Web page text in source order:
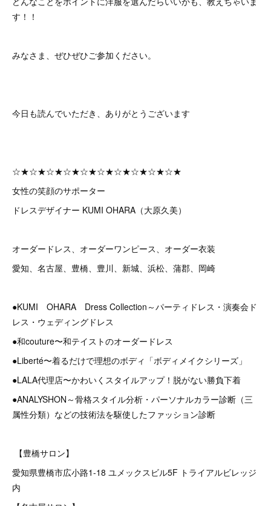
す！！
みなさま、ぜひぜひご参加ください。
今日も読んでいただき、ありがとうございます
☆★☆★☆★☆★☆★☆★☆★☆★☆★☆★
女性の笑顔のサポーター
ドレスデザイナー KUMI OHARA（大原久美）
オーダードレス、オーダーワンピース、オーダー衣装
愛知、名古屋、豊橋、豊川、新城、浜松、蒲郡、岡崎
●KUMI OHARA Dress Collection～パーティドレス・演奏会ド
レス・ウェディングドレス
●和couture〜和テイストのオーダードレス
●Liberté〜着るだけで理想のボディ「ボディメイクシリーズ」
●LALA代理店〜かわいくスタイルアップ！脱がない勝負下着
●ANALYSHON～骨格スタイル分析・パーソナルカラー診断（三
属性分類）などの技術法を駆使したファッション診断
【豊橋サロン】
愛知県豊橋市広小路1-18 ユメックスビル5F トライアルビレッジ
内